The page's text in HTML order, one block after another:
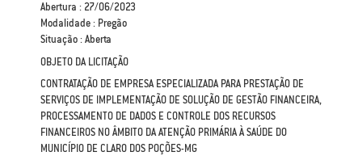
Abertura : 27/06/2023
Modalidade : Pregão
Situação : Aberta
OBJETO DA LICITAÇÃO
CONTRATAÇÃO DE EMPRESA ESPECIALIZADA PARA PRESTAÇÃO DE
SERVIÇOS DE IMPLEMENTAÇÃO DE SOLUÇÃO DE GESTÃO FINANCEIRA,
PROCESSAMENTO DE DADOS E CONTROLE DOS RECURSOS
FINANCEIROS NO ÂMBITO DA ATENÇÃO PRIMÁRIA À SAÚDE DO
MUNICÍPIO DE CLARO DOS POÇÕES-MG